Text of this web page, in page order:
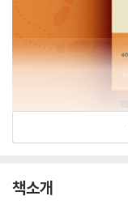
책소개